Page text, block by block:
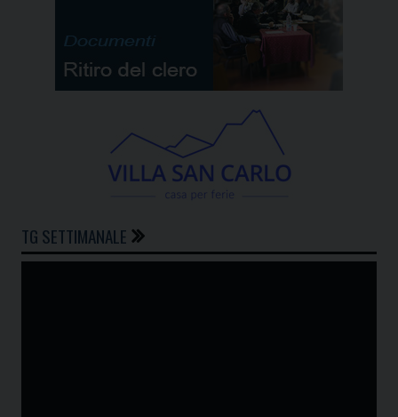
TG SETTIMANALE